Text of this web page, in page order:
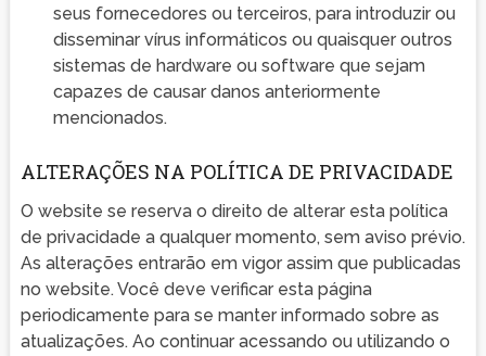
seus fornecedores ou terceiros, para introduzir ou
disseminar vírus informáticos ou quaisquer outros
sistemas de hardware ou software que sejam
capazes de causar danos anteriormente
mencionados.
ALTERAÇÕES NA POLÍTICA DE PRIVACIDADE
O website se reserva o direito de alterar esta política
de privacidade a qualquer momento, sem aviso prévio.
As alterações entrarão em vigor assim que publicadas
no website. Você deve verificar esta página
periodicamente para se manter informado sobre as
atualizações. Ao continuar acessando ou utilizando o